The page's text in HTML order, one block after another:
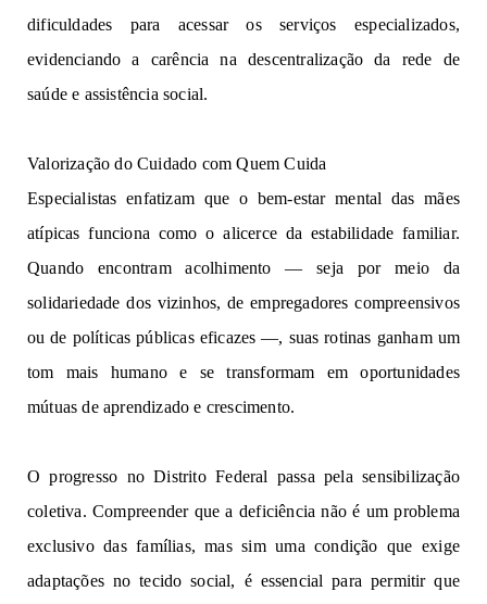
dificuldades para acessar os serviços especializados,
evidenciando a carência na descentralização da rede de
saúde e assistência social.
Valorização do Cuidado comQuem Cuida
Especialistas enfatizam que o bem-estar mental das mães
atípicas funciona como o alicerce da estabilidade
Quando encontram acolhimento — seja por meio d
solidariedade dos vizinhos, de empregadores compreensivos
ou de políticas públicas eficazes —, suas rotinas ganham
tom mais humano e se transformam em oportunidades
mútuas de aprendizado e crescimento.
O progresso no Distrito Federal passa pela sensibilização
coletiva. Compreende
exclusivo das famílias, mas sim uma condição que ex
ige
adaptações no tecido social, é essencial para permitir que